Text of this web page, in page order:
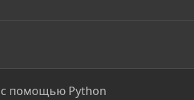
с помощью Python